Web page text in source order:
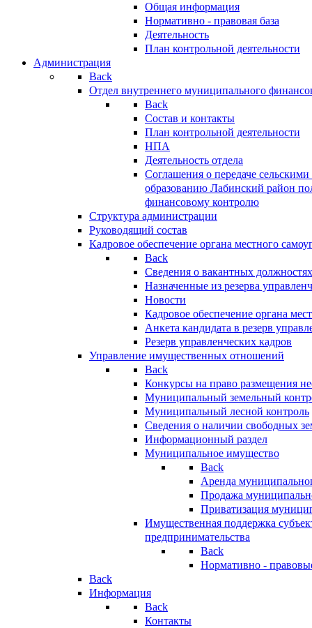
Общая информация
Нормативно - правовая база
Деятельность
План контрольной деятельности
Администрация
Back
Отдел внутреннего муниципального
Back
Состав и контакты
План контрольной деятельности
НПА
Деятельность отдела
Соглашения о передаче
образованию Лабинский район
финансовому контролю
Структура администрации
Руководящий состав
Кадровое обеспечение органа местного
Back
Сведения о вакантных
Назначенные из резерва
Новости
Кадровое обеспечение органа
Анкета кандидата в резерв
Резерв управленческих кадров
Управление имущественных отношений
Back
Конкурсы на право размещения
Муниципальный земельный
Муниципальный лесной контроль
Сведения о наличии свободных
Информационный раздел
Муниципальное имущество
Back
Аренда
Продажа
Приватизация
Имущественная поддержка
предпринимательства
Back
Нормативно -
Back
Информация
Back
Контакты